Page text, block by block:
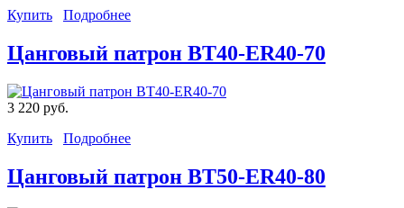
Купить
Подробнее
Цанговый патрон BT40-ER40-70
3 220 руб.
Купить
Подробнее
Цанговый патрон BT50-ER40-80